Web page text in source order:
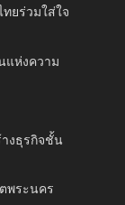
ยร่วมใส่ใจ
แห่งความ
งธุรกิจชั้น
พระนคร